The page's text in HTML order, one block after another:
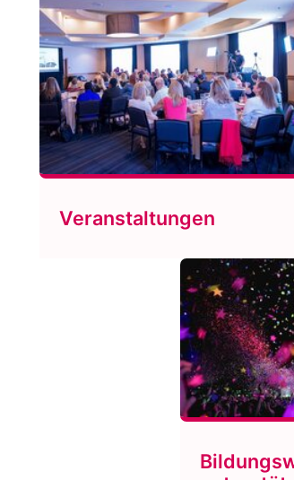
Veranstaltungen